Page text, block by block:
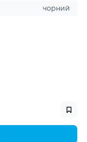
чорний